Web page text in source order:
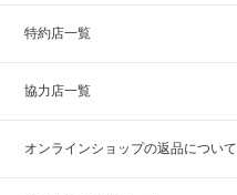
特約店一覧
協力店一覧
オンラインショップの返品について